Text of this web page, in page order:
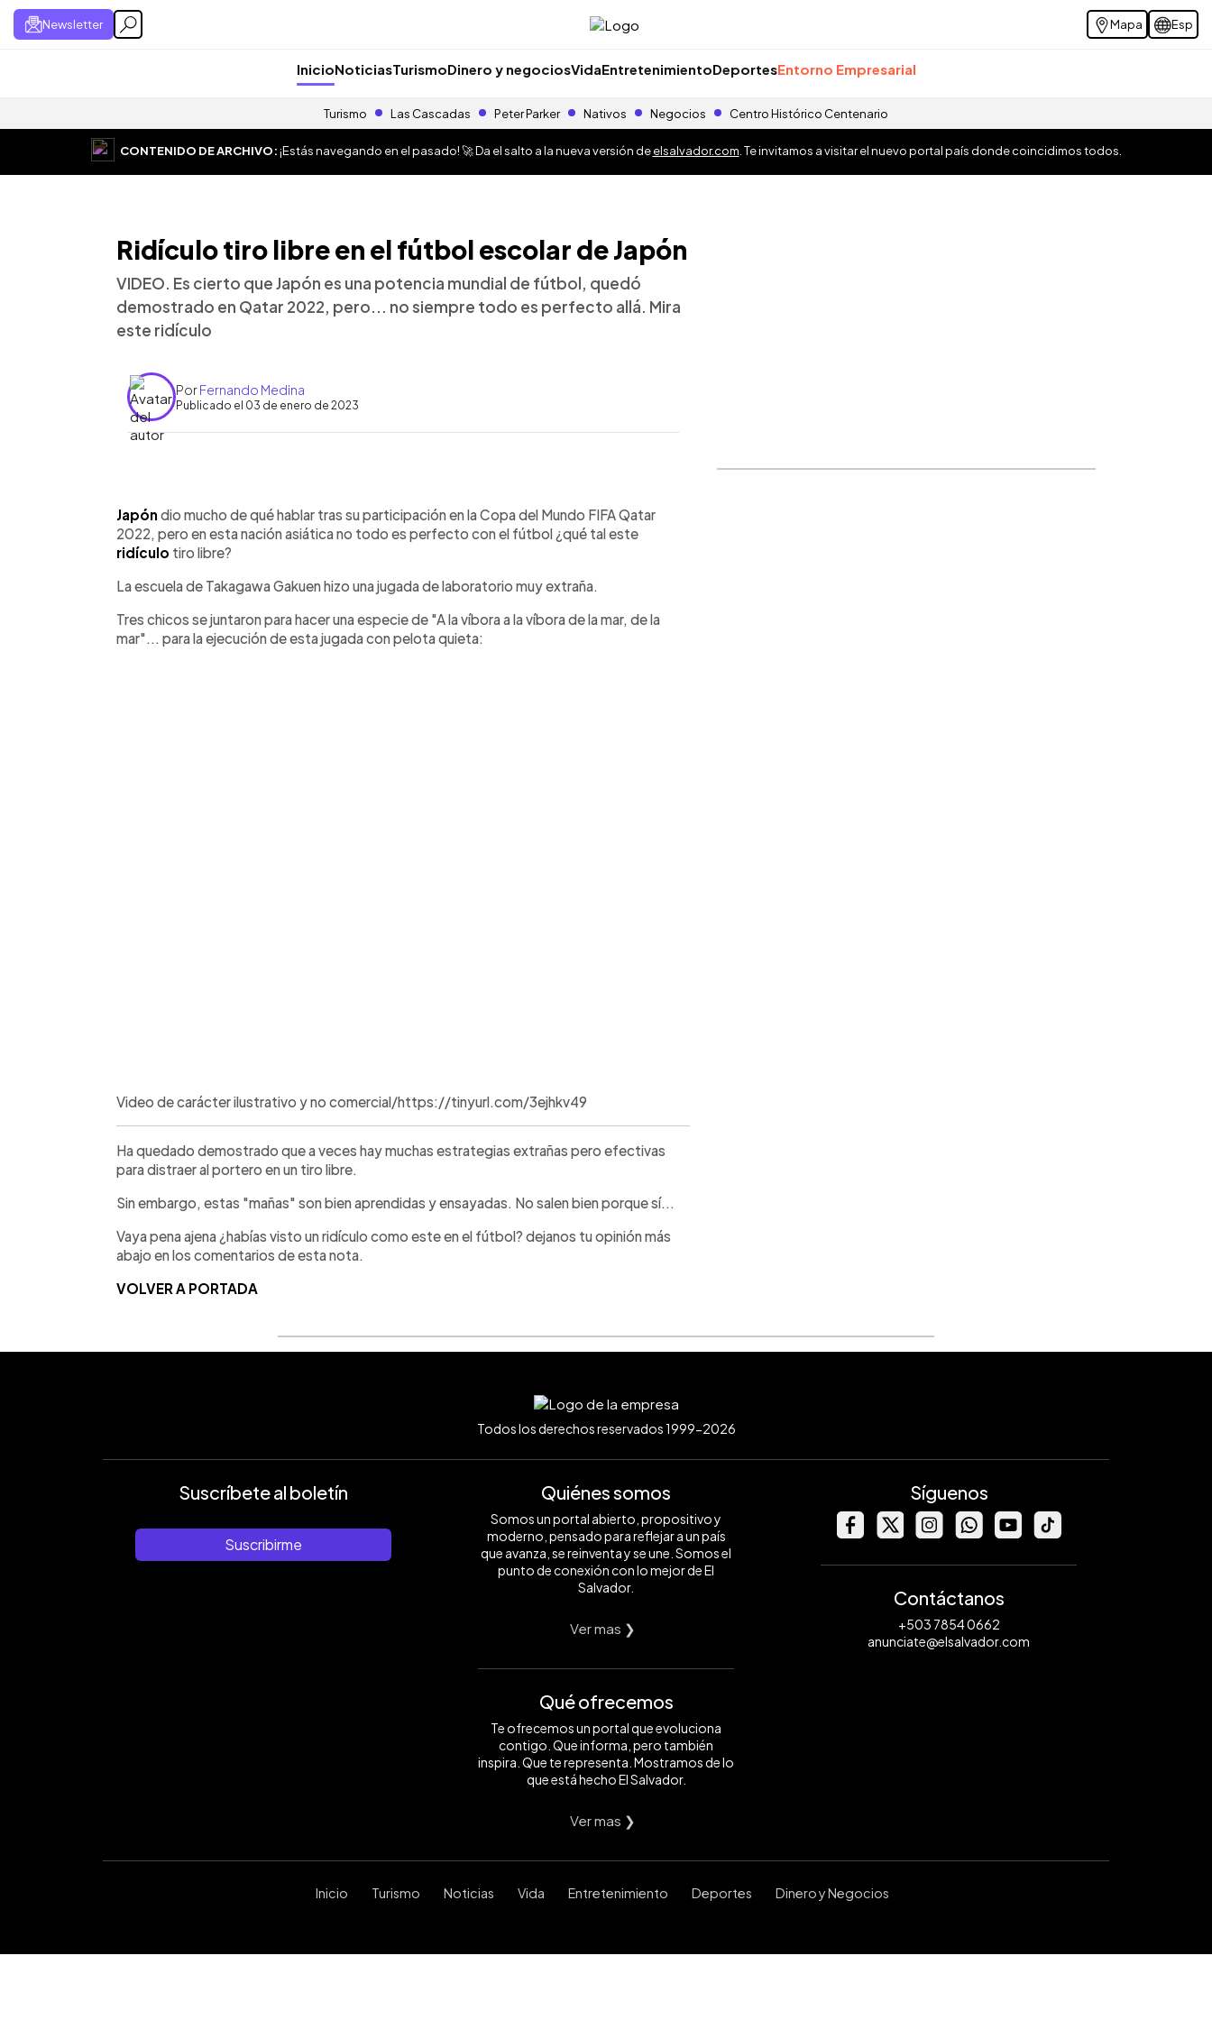
Newsletter Mapa Esp
InicioNoticiasTurismoDinero y negociosVidaEntretenimientoDeportesEntorno Empresarial
Turismo Las Cascadas Peter Parker Nativos Negocios Centro Histórico Centenario
CONTENIDO DE ARCHIVO:¡Estás navegando en el pasado! 🚀 Da el salto a la nueva versión deelsalvador.com . Te invitamos a visitar el nuevo portal país donde coincidimos todos.
Ridículo tiro libre en el fútbol escolar de Japón
VIDEO. Es cierto que Japón es una potencia mundial de fútbol, quedó
demostrado en Qatar 2022, pero... no siempre todo es perfecto allá. Mira
este ridículo
PorFernando Medina
Publicado el 03 de enero de 2023
► Escuchar artículo
Japón dio mucho de qué hablar tras su participación en la Copa del Mundo FIFA Qatar
2022, pero en esta nación asiática no todo es perfecto con el fútbol ¿qué tal este
ridículo tiro libre?
La escuela de Takagawa Gakuen hizo una jugada de laboratorio muy extraña.
Tres chicos se juntaron para hacer una especie de "A la víbora a la víbora de la mar, de la
mar"... para la ejecución de esta jugada con pelota quieta:
Video de carácter ilustrativo y no comercial/https://tinyurl.com/3ejhkv49
Ha quedado demostrado que a veces hay muchas estrategias extrañas pero efectivas
para distraer al portero en un tiro libre.
Sin embargo, estas "mañas" son bien aprendidas y ensayadas. No salen bien porque sí...
Vaya pena ajena ¿habías visto un ridículo como este en el fútbol? dejanos tu opinión más
abajo en los comentarios de esta nota.
VOLVER A PORTADA
Todos los derechos reservados 1999-2026
Suscríbete al boletín
Suscribirme
Quiénes somos
Somos un portal abierto, propositivo y
moderno, pensado para reflejar a un país
que avanza, se reinventa y se une. Somos el
punto de conexión con lo mejor de El
Salvador.
Ver mas ❯
Qué ofrecemos
Te ofrecemos un portal que evoluciona
contigo. Que informa, pero también
inspira. Que te representa. Mostramos de lo
que está hecho El Salvador.
Ver mas ❯
Síguenos
Contáctanos
+503 7854 0662
anunciate@elsalvador.com
Inicio Turismo Noticias Vida Entretenimiento Deportes Dinero y Negocios